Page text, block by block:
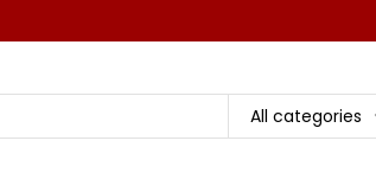
All categories